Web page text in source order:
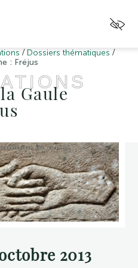
/ Dossiers thématiques /
: Fréjus
Gaule
2013